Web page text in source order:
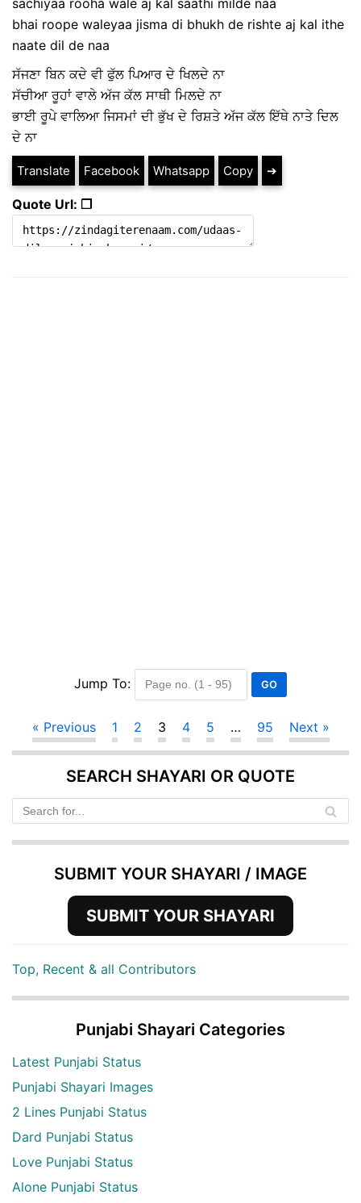
sachiyaa rooha wale aj kal saathi milde naa
bhai roope waleyaa jisma di bhukh de rishte aj kal ithe
naate dil de naa
ਸੱਜਣਾ ਬਿਨ ਕਦੇ ਵੀ ਫੁੱਲ ਪਿਆਰ ਦੇ ਖਿਲਦੇ ਨਾ
ਸੱਚੀਆ ਰੂਹਾਂ ਵਾਲੇ ਅੱਜ ਕੱਲ ਸਾਥੀ ਮਿਲਦੇ ਨਾ
ਭਾਈ ਰੂਪੇ ਵਾਲਿਆ ਜਿਸਮਾਂ ਦੀ ਭੁੱਖ ਦੇ ਰਿਸ਼ਤੇ ਅੱਜ ਕੱਲ ਇੱਥੇ ਨਾਤੇ ਦਿਲ
ਦੇ ਨਾ
Translate Facebook Whatsapp Copy ➔
Quote Url: ❐
Jump To:
« Previous 1 2 3 4 5 … 95 Next »
SEARCH SHAYARI OR QUOTE
SUBMIT YOUR SHAYARI / IMAGE
SUBMIT YOUR SHAYARI
Top, Recent & all Contributors
Punjabi Shayari Categories
Latest Punjabi Status
Punjabi Shayari Images
2 Lines Punjabi Status
Dard Punjabi Status
Love Punjabi Status
Alone Punjabi Status